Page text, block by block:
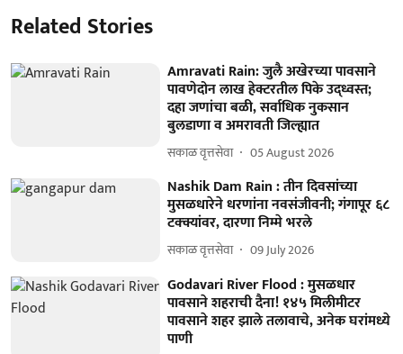
Related Stories
Amravati Rain: जुलै अखेरच्या पावसाने
पावणेदोन लाख हेक्टरतील पिके उद्ध्वस्त;
दहा जणांचा बळी, सर्वाधिक नुकसान
बुलडाणा व अमरावती जिल्ह्यात
सकाळ वृत्तसेवा 05 August 2026
Nashik Dam Rain : तीन दिवसांच्या
मुसळधारेने धरणांना नवसंजीवनी; गंगापूर ६८
टक्क्यांवर, दारणा निम्मे भरले
सकाळ वृत्तसेवा 09 July 2026
Godavari River Flood : मुसळधार
पावसाने शहराची दैना! १४५ मिलीमीटर
पावसाने शहर झाले तलावाचे, अनेक घरांमध्ये
पाणी